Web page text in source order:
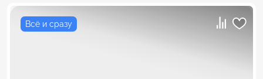
Всё и сразу